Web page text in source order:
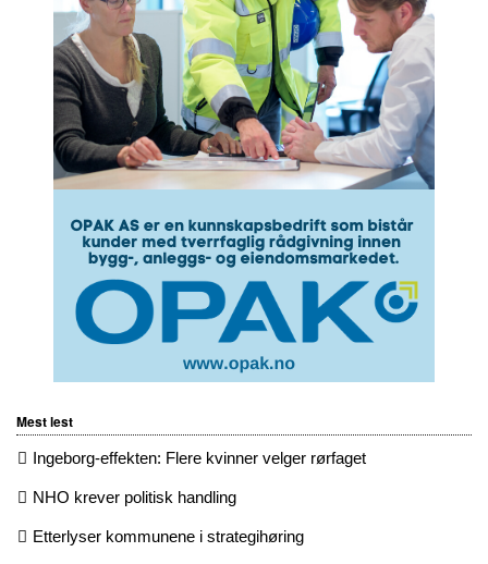
Mest lest
Ingeborg-effekten: Flere kvinner velger rørfaget
NHO krever politisk handling
Etterlyser kommunene i strategihøring